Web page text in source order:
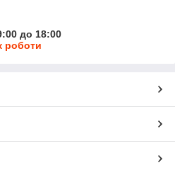
до 18:00
роботи